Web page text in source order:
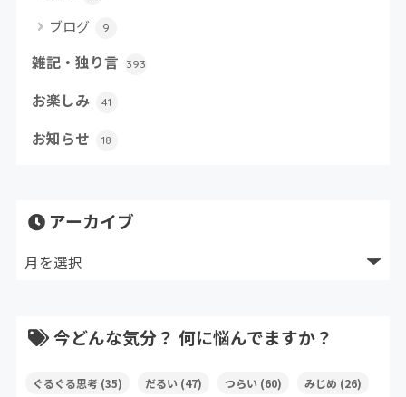
ブログ 9
雑記・独り言 393
お楽しみ 41
お知らせ 18
アーカイブ
今どんな気分？ 何に悩んでますか？
ぐるぐる思考(35) だるい(47) つらい(60) みじめ (26)